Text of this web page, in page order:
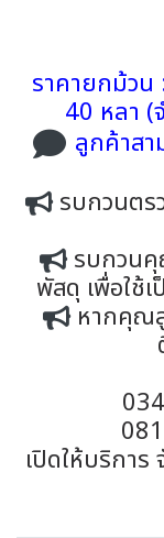
ราคายกม้วน
40 หลา (
ลูกค้าสา
รบกวนต
รบกวน
พัสดุ เพื่อใช้
หากคุณ
เปิดให้บริการ